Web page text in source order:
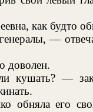
как будто
—
доволен.
кушать? —
обняла его